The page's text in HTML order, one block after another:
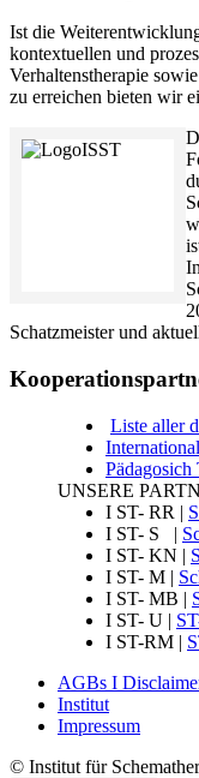
Ist die
kontextuellen und
Verhaltenstherapie
zu erreichen bieten wir
Schatzmeister und
Liste aller
UNSERE
I ST- RR |
I ST- S |
I ST- KN |
I ST- M |
I ST- MB |
I ST- U |
I ST-RM |
AGBs I
Institut
Impressum
© Institut für